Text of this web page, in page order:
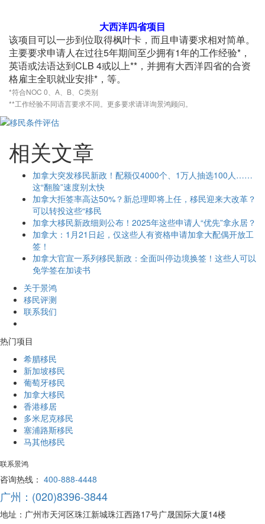
大西洋四省项目
该项目可以一步到位取得枫叶卡，而且申请要求相对简单。
主要要求申请人在过往5年期间至少拥有1年的工作经验*，
英语或法语达到CLB 4或以上**，并拥有大西洋四省的合资
格雇主全职就业安排*，等。
*符合NOC 0、A、B、C类别
**工作经验不同语言要求不同。更多要求请详询景鸿顾问。
相关文章
加拿大突发移民新政！配额仅4000个、1万人抽选100人……
这“翻脸”速度别太快
加拿大拒签率高达50%？新总理即将上任，移民迎来大改革？
可以转投这些“移民
加拿大移民新政细则公布！2025年这些申请人“优先”拿永居？
加拿大：1月21日起，仅这些人有资格申请加拿大配偶开放工
签！
加拿大官宣一系列移民新政：全面叫停边境换签！这些人可以
免学签在加读书
关于景鸿
移民评测
联系我们
热门项目
希腊移民
新加坡移民
葡萄牙移民
加拿大移民
香港移居
多米尼克移民
塞浦路斯移民
马其他移民
联系景鸿
咨询热线： 400-888-4448
广州：(020)8396-3844
地址：广州市天河区珠江新城珠江西路17号广晟国际大厦14楼